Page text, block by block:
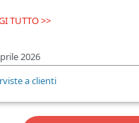
TUTTO >>
2026
a clienti